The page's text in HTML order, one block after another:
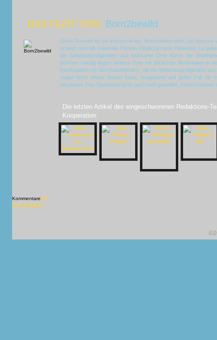
DAS FAZIT VON: Born2bewild
Word Travelerist ein interessantes Assoziationsspiel, bei dem wir
erraten und als reisende Person möglichst gute Hinweise zu
die Sehenswürdigkeiten und markante Orte durch die
können. Häufig liegen weitere Orte mit ähnlichen Merkmalen in
Kombination mit den Reiseführern, die die Sehenswürdigkeiten
sogar noch etwas lernen kann. Insgesamt auf jeden Fall ein
Absacker. Das Spielmaterial ist auch nett gestaltet, somit kommen
Die letzten Artikel des eingeschworenen Redaktions-
Kooperation:
Kommentare[X]
[X] schließen